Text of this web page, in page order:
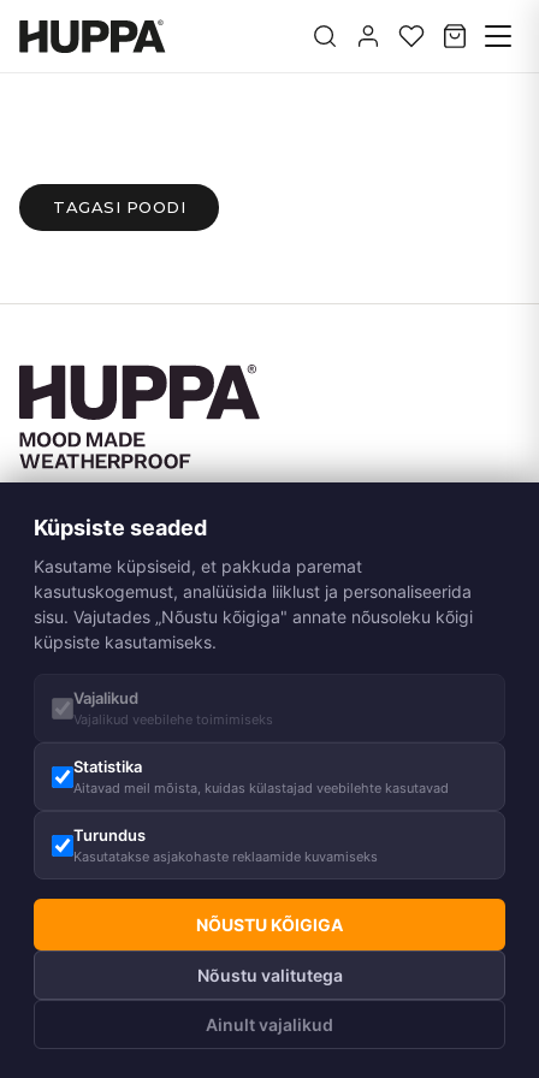
TAGASI POODI
Meist
Meie lugu
Heategevus
Blogi
Karjäär HUPPAs
Tule modelliks!
HUPPA Pro
Juhised
Hooldusjuhised
Suurustabel
Kasulik teada
Tingimused
Tagastused ja vahetused
Kasutustingimused
Privaatsuspoliitika
Kontakt
Võta ühendust
Leia pood
Küpsiste seaded
Kasutame küpsiseid, et pakkuda paremat
kasutuskogemust, analüüsida liiklust ja personaliseerida
sisu. Vajutades „Nõustu kõigiga" annate nõusoleku kõigi
küpsiste kasutamiseks.
Vajalikud
Vajalikud veebilehe toimimiseks
Statistika
Aitavad meil mõista, kuidas külastajad veebilehte kasutavad
Turundus
Kasutatakse asjakohaste reklaamide kuvamiseks
NÕUSTU KÕIGIGA
Nõustu valitutega
Ainult vajalikud